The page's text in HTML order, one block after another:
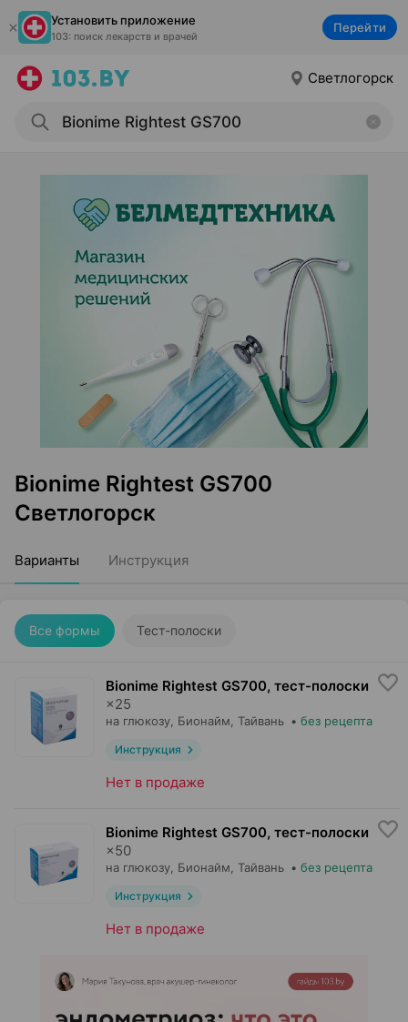
Установить приложение
103: поиск лекарств и врачей
Перейти
Светлогорск
Bionime Rightest GS700
Светлогорск
Варианты Инструкция
Все формы Тест-полоски
Bionime Rightest GS700, тест-полоски
×25
на глюкозу, Бионайм , Тайвань • без рецепта
Инструкция
Нет в продаже
Bionime Rightest GS700, тест-полоски
×50
на глюкозу, Бионайм , Тайвань • без рецепта
Инструкция
Нет в продаже